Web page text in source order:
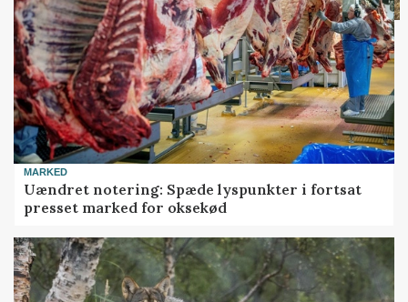
MARKED
Uændret notering: Spæde lyspunkter i fortsat
presset marked for oksekød